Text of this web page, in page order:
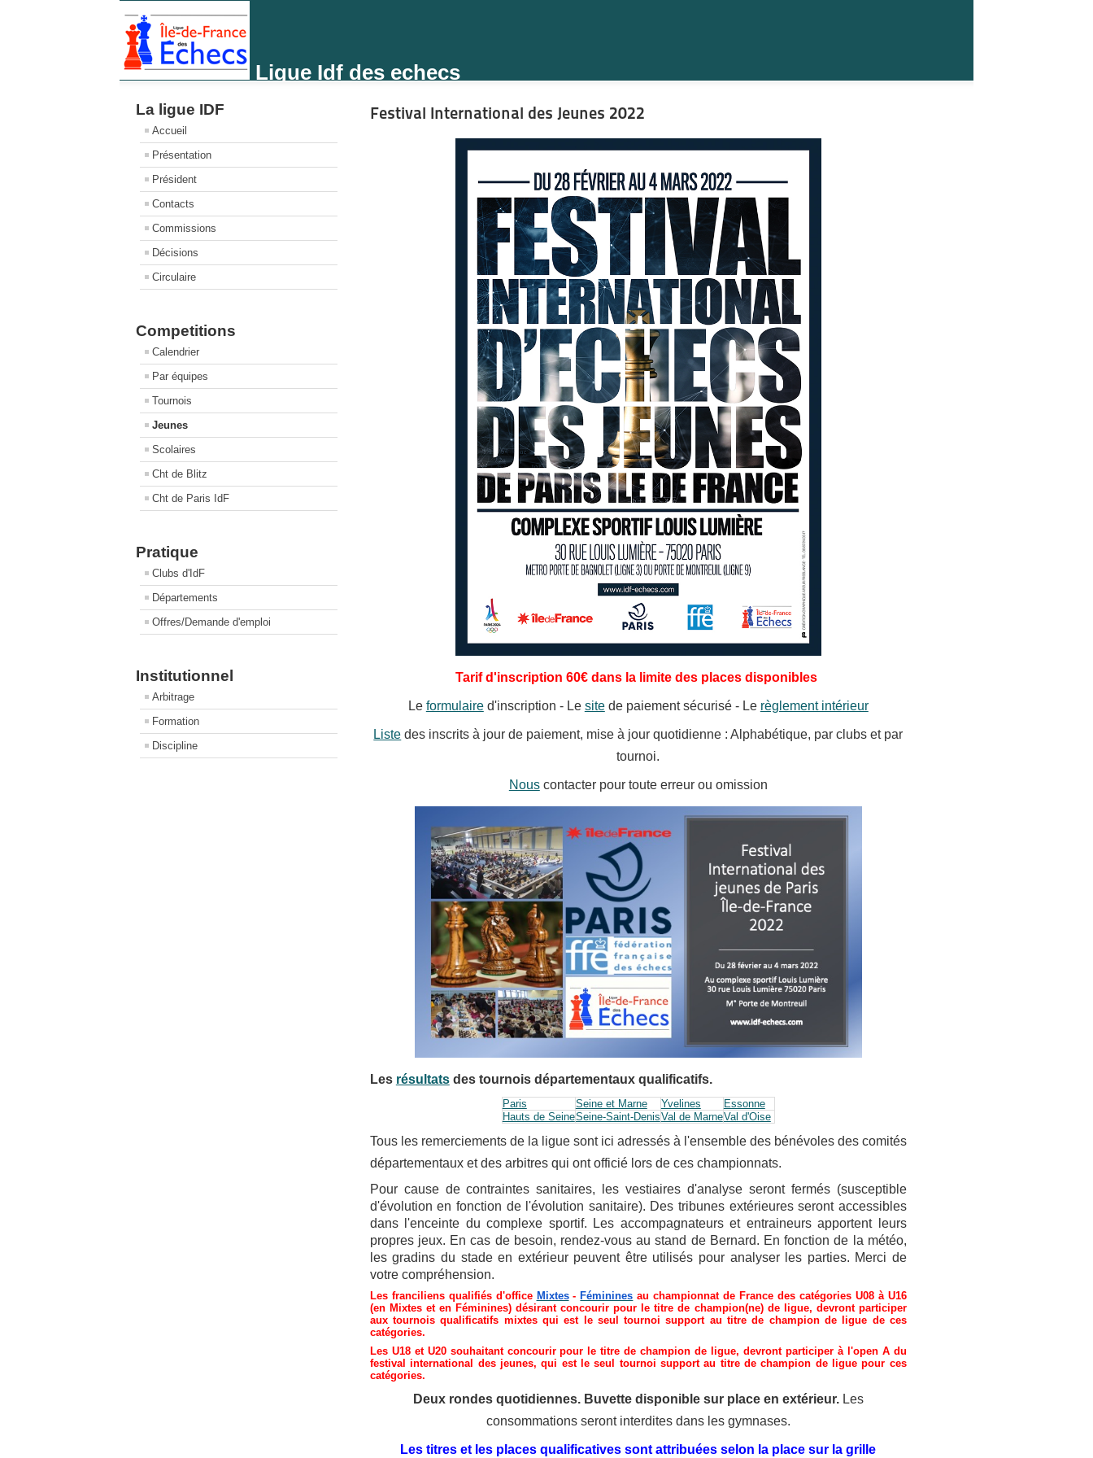
Ligue Idf des echecs
La ligue IDF
Accueil
Présentation
Président
Contacts
Commissions
Décisions
Circulaire
Competitions
Calendrier
Par équipes
Tournois
Jeunes
Scolaires
Cht de Blitz
Cht de Paris IdF
Pratique
Clubs d'IdF
Départements
Offres/Demande d'emploi
Institutionnel
Arbitrage
Formation
Discipline
Festival International des Jeunes 2022
Tarif d'inscription 60€ dans la limite des places disponibles
Le formulaired'inscription - Le sitede paiement sécurisé - Le règlement intérieur
Liste des inscrits à jour de paiement, mise à jour quotidienne : Alphabétique, par clubs et par
tournoi.
Nouscontacter pour toute erreur ou omission
Les résultatsdes tournois départementaux qualificatifs.
Paris Seine et Marne Yvelines
Essonne
Hauts de SeineSeine-Saint-DenisVal de MarneVal d'Oise
Tous les remerciements de la ligue sont ici adressés à l'ensemble des bénévoles des comités
départementaux et des arbitres qui ont officié lors de ces championnats.
Pour cause de contraintes sanitaires, les vestiaires d'analyse seront fermés (susceptible
d'évolution en fonction de l'évolution sanitaire). Des tribunes extérieures seront accessibles
dans l'enceinte du complexe sportif. Les accompagnateurs et entraineurs apportent leurs
propres jeux. En cas de besoin, rendez-vous au stand de Bernard. En fonction de la météo,
es gradins du stade en extérieur peuvent être utilisés pour analyser les parties. Merci de
votre compréhension.
Les franciliens qualifiés d'office Mixtes - Féminines au championnat de France des catégories U08 à U16
(en Mixtes et en Féminines) désirant concourir pour le titre de champion(ne) de ligue, devront participer
aux tournois qualificatifs mixtes qui est le seul tournoi support au titre de champion de ligue de ces
catégories.
Les U18 et U20 souhaitant concourir pour le titre de champion de ligue, devront participer à l'open A du
festival international des jeunes, qui est le seul tournoi support au titre de champion de ligue pour ces
catégories.
Deux rondes quotidiennes. Buvette disponible sur place en extérieur.Les
consommations seront interdites dans les gymnases.
Les titres et les places qualificatives sont attribuées selon la place sur la grille